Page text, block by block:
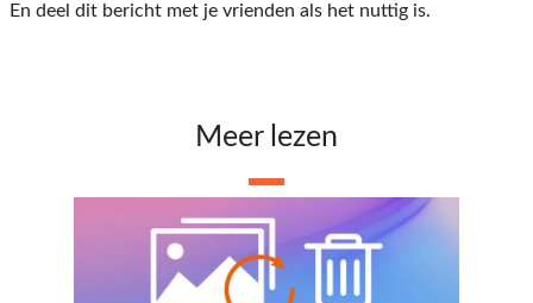
En deel dit bericht met je vrienden als het nuttig is.
Meer lezen